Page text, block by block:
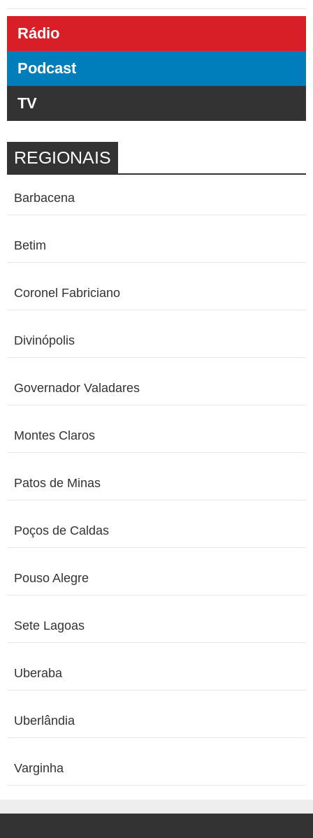
Rádio
Podcast
TV
REGIONAIS
Barbacena
Betim
Coronel Fabriciano
Divinópolis
Governador Valadares
Montes Claros
Patos de Minas
Poços de Caldas
Pouso Alegre
Sete Lagoas
Uberaba
Uberlândia
Varginha